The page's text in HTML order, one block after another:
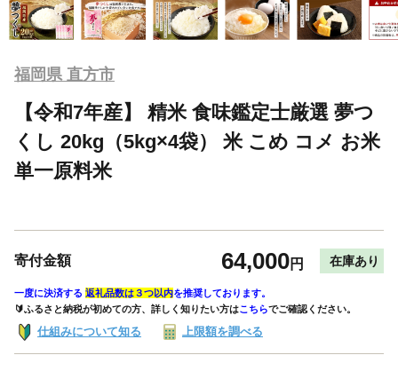
福岡県 直方市
【令和7年産】 精米 食味鑑定士厳選 夢つ
くし 20kg（5kg×4袋） 米 こめ コメ お米
単一原料米
寄付金額 64,000円 在庫あり
一度に決済する 返礼品数は３つ以内を推奨しております。
🔰ふるさと納税が初めての方、詳しく知りたい方はこちらでご確認ください。
仕組みについて知る 上限額を調べる